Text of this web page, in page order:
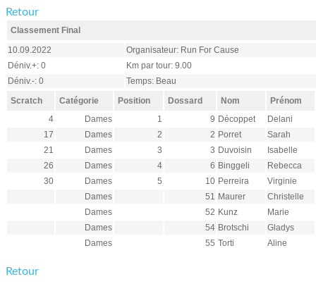
Retour
Classement Final
10.09.2022
Organisateur: Run For Cause
Déniv.+: 0
Km par tour: 9.00
Déniv.-: 0
Temps: Beau
Scratch
Catégorie Position Dossard Nom
Prénom
4
Dames 1 9 Décoppet
Delani
17
Dames 2 2 Porret
Sarah
21
Dames 3 3 Duvoisin
Isabelle
26
Dames 4 6 Binggeli
Rebecca
30
Dames 5 10 Perreira
Virginie
Dames
51 Maurer
Christelle
Dames
52 Kunz
Marie
Dames
54 Brotschi
Gladys
Dames
55 Torti Aline
Retour